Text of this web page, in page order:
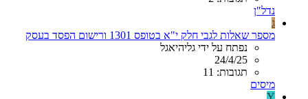
נדל"ן
ג
מספר שאלות לגבי חלק י"א בטופס 1301 ורישום הפסד בעסק
נפתח על ידי גליהיאגל
24/4/25
תגובות: 11
מיסים